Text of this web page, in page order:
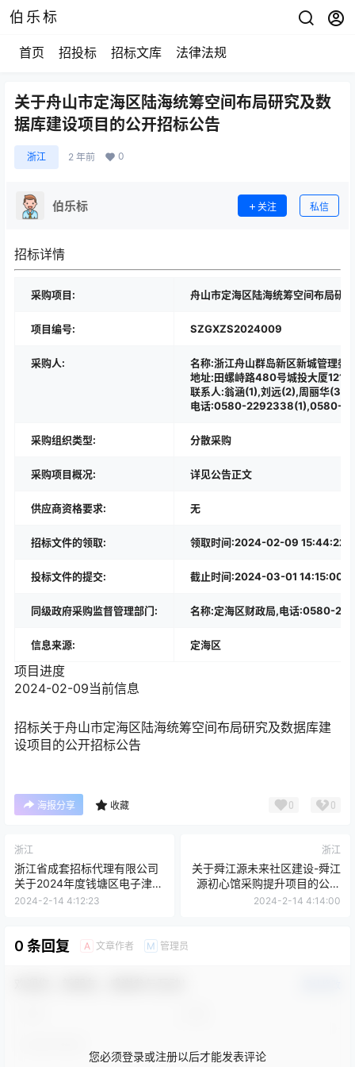
伯乐标
首页 招投标 招标文库 法律法规
关于舟山市定海区陆海统筹空间布局研究及数
据库建设项目的公开招标公告
浙江 2 年前 0
伯乐标 关注 私信
招标详情
采购项目: 舟山市定海区陆海统筹空间布局研
项目编号: SZGXZS2024009
采购人:
名称:浙江舟山群岛新区新城管理
地址:田螺峙路480号城投大厦
联系人:翁涵(1),刘远(2),周丽华(3),
电话:0580-2292338(1),0580-
采购组织类型: 分散采购
采购项目概况: 详见公告正文
供应商资格要求: 无
招标文件的领取: 领取时间:2024-02-09 15:44:22,
投标文件的提交: 截止时间:2024-03-01 14:15:00
同级政府采购监督管理部门: 名称:定海区财政局,电话:0580-
信息来源: 定海区
项目进度
2024-02-09当前信息
招标关于舟山市定海区陆海统筹空间布局研究及数据库建
设项目的公开招标公告
海报分享 收藏 0 0
浙江
浙江省成套招标代理有限公司
关于2024年度钱塘区电子津贴
服务商项目的公开招标公告
2024-2-14 4:12:23
浙江
关于舜江源未来社区建设-舜江
源初心馆采购提升项目的公开
招标公告[浙江景成工程管理有
2024-2-14 4:14:00
0 条回复 A 文章作者 M 管理员
您必须登录或注册以后才能发表评论